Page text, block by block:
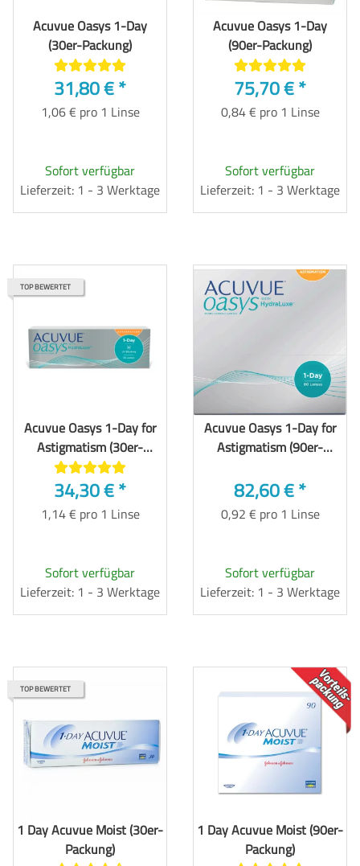
Acuvue Oasys 1-Day
(30er-Packung)
31,80 €*
1,06 € pro 1 Linse
Sofort verfügbar
Lieferzeit: 1 - 3 Werktage
Acuvue Oasys 1-Day
(90er-Packung)
75,70 €*
0,84 € pro 1 Linse
Sofort verfügbar
Lieferzeit: 1 - 3 Werktage
TOP BEWERTET
Acuvue Oasys 1-Day for
Astigmatism (30er-
Packung)
34,30 €*
1,14 € pro 1 Linse
Sofort verfügbar
Lieferzeit: 1 - 3 Werktage
Acuvue Oasys 1-Day for
Astigmatism (90er-
82,60 €*
0,92 € pro 1 Linse
Sofort verfügbar
Lieferzeit: 1 - 3 Werktage
TOP BEWERTET
1 Day Acuvue Moist (30er-
Packung)
TOP
1 Day Acuvue Moist (90er-
Packung)